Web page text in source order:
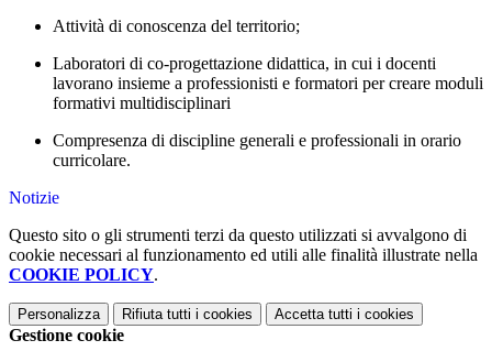
Attività di conoscenza del territorio;
Laboratori di co-progettazione didattica, in cui i docenti
lavorano insieme a professionisti e formatori per creare moduli
formativi multidisciplinari
Compresenza di discipline generali e professionali in orario
curricolare.
Notizie
Questo sito o gli strumenti terzi da questo utilizzati si avvalgono di
cookie necessari al funzionamento ed utili alle finalità illustrate nella
COOKIE POLICY.
Personalizza Rifiuta tutti i cookies Accetta tutti i cookies
Gestione cookie